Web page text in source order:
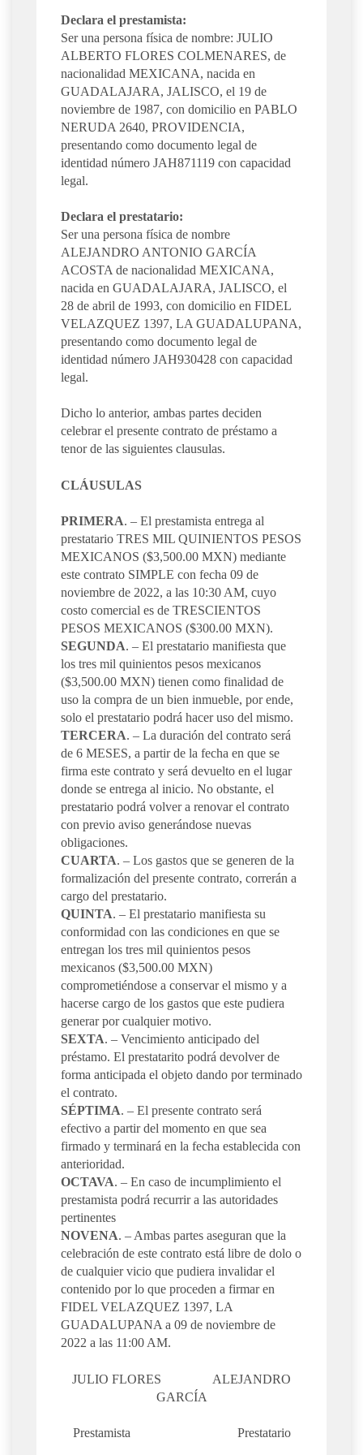
Declara el prestamista:
Ser una persona física de nombre: JULIO
ALBERTO FLORES COLMENARES, de
nacionalidad MEXICANA, nacida en
GUADALAJARA, JALISCO, el 19 de
noviembre de 1987, con domicilio en PABLO
NERUDA 2640, PROVIDENCIA,
presentando como documento legal de
identidad número JAH871119 con capacidad
legal.
Declara el prestatario:
Ser una persona física de nombre
ALEJANDRO ANTONIO GARCÍA
ACOSTA de nacionalidad MEXICANA,
nacida en GUADALAJARA, JALISCO, el
28 de abril de 1993, con domicilio en FIDEL
VELAZQUEZ 1397, LA GUADALUPANA,
presentando como documento legal de
identidad número JAH930428 con capacidad
legal.
Dicho lo anterior, ambas partes deciden
celebrar el presente contrato de préstamo a
tenor de las siguientes clausulas.
CLÁUSULAS
PRIMERA. – El prestamista entrega al
prestatario TRES MIL QUINIENTOS PESOS
MEXICANOS ($3,500.00 MXN) mediante
este contrato SIMPLE con fecha 09 de
noviembre de 2022, a las 10:30 AM, cuyo
costo comercial es de TRESCIENTOS
PESOS MEXICANOS ($300.00 MXN).
SEGUNDA. – El prestatario manifiesta que
los tres mil quinientos pesos mexicanos
($3,500.00 MXN) tienen como finalidad de
uso la compra de un bien inmueble, por ende,
solo el prestatario podrá hacer uso del mismo.
TERCERA. – La duración del contrato será
de 6 MESES, a partir de la fecha en que se
firma este contrato y será devuelto en el lugar
donde se entrega al inicio. No obstante, el
prestatario podrá volver a renovar el contrato
con previo aviso generándose nuevas
obligaciones.
CUARTA. – Los gastos que se generen de la
formalización del presente contrato, correrán a
cargo del prestatario.
QUINTA. – El prestatario manifiesta su
conformidad con las condiciones en que se
entregan los tres mil quinientos pesos
mexicanos ($3,500.00 MXN)
comprometiéndose a conservar el mismo y a
hacerse cargo de los gastos que este pudiera
generar por cualquier motivo.
SEXTA. – Vencimiento anticipado del
préstamo. El prestatarito podrá devolver de
forma anticipada el objeto dando por terminado
el contrato.
SÉPTIMA. – El presente contrato será
efectivo a partir del momento en que sea
firmado y terminará en la fecha establecida con
anterioridad.
OCTAVA. – En caso de incumplimiento el
prestamista podrá recurrir a las autoridades
pertinentes
NOVENA. – Ambas partes aseguran que la
celebración de este contrato está libre de dolo o
de cualquier vicio que pudiera invalidar el
contenido por lo que proceden a firmar en
FIDEL VELAZQUEZ 1397, LA
GUADALUPANA a 09 de noviembre de
2022 a las 11:00 AM.
JULIO FLORES ALEJANDRO
GARCÍA
Prestamista Prestatario